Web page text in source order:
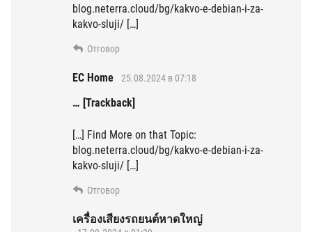
blog.neterra.cloud/bg/kakvo-e-debian-i-za-
kakvo-sluji/ […]
Отговор
EC Home 25.08.2024 в 07:18
… [Trackback]
[…] Find More on that Topic:
blog.neterra.cloud/bg/kakvo-e-debian-i-za-
kakvo-sluji/ […]
Отговор
เครื่องเสียงรถยนต์หาดใหญ่